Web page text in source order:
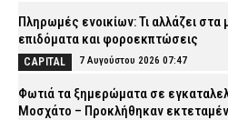
Πληρωμές ενοικίων: Τι αλλάζει στα
επιδόματα και φοροεκπτώσεις
CAPITAL 7 Αυγούστου 2026 07:47
Φωτιά τα ξημερώματα σε
Μοσχάτο – Προκλήθηκαν